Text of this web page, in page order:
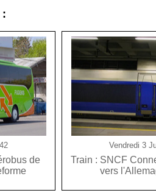
:
de
Vendredi 3
Train : SNCF
vers